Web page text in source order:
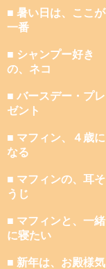
■ 暑い日は、ここが
一番
■ シャンプー好き
の、ネコ
■ バースデー・プレ
ゼント
■ マフィン、４歳に
なる
■ マフィンの、耳そ
うじ
■ マフィンと、一緒
に寝たい
■ 新年は、お殿様気